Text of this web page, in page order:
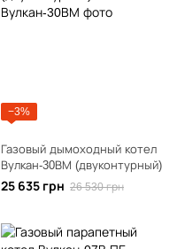
−3%
Газовый дымоходный котел
Вулкан-30ВМ (двуконтурный)
25 635 грн 26 530 грн